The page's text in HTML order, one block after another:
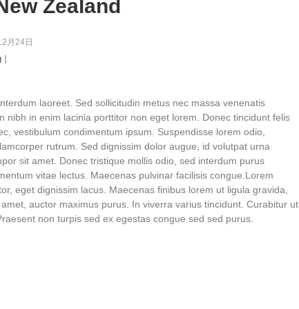
Zealand
月24日
laoreet. Sed sollicitudin metus nec massa venenatis
in enim lacinia porttitor non eget lorem. Donec tincidunt felis
vestibulum condimentum ipsum. Suspendisse lorem odio,
rutrum. Sed dignissim dolor augue, id volutpat urna
sit amet. Donec tristique mollis odio, sed interdum purus
vitae lectus. Maecenas pulvinar facilisis congue.Lorem
eget dignissim lacus. Maecenas finibus lorem ut ligula gravida,
auctor maximus purus. In viverra varius tincidunt. Curabitur ut
non turpis sed ex egestas congue sed sed purus.